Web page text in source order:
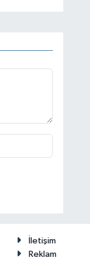
İletişim
Reklam